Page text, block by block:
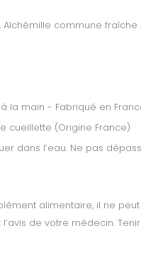
commune fraîche
la main - Fabriqué en
cueillette (Origine France)
dans l’eau. Ne pas
alimentaire, il ne
de votre médecin.